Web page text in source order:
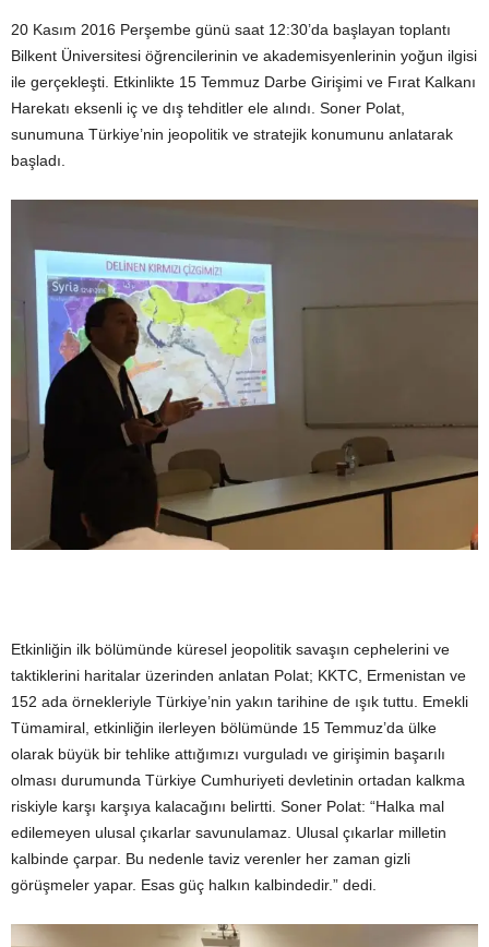
20 Kasım 2016 Perşembe günü saat 12:30’da başlayan toplantı
Bilkent Üniversitesi öğrencilerinin ve akademisyenlerinin yoğun ilgisi
ile gerçekleşti. Etkinlikte 15 Temmuz Darbe Girişimi ve Fırat Kalkanı
Harekatı eksenli iç ve dış tehditler ele alındı. Soner Polat,
sunumuna Türkiye’nin jeopolitik ve stratejik konumunu anlatarak
başladı.
Etkinliğin ilk bölümünde küresel jeopolitik savaşın cephelerini ve
taktiklerini haritalar üzerinden anlatan Polat; KKTC, Ermenistan ve
152 ada örnekleriyle Türkiye’nin yakın tarihine de ışık tuttu. Emekli
Tümamiral, etkinliğin ilerleyen bölümünde 15 Temmuz’da ülke
olarak büyük bir tehlike attığımızı vurguladı ve girişimin başarılı
olması durumunda Türkiye Cumhuriyeti devletinin ortadan kalkma
riskiyle karşı karşıya kalacağını belirtti. Soner Polat: “Halka mal
edilemeyen ulusal çıkarlar savunulamaz. Ulusal çıkarlar milletin
kalbinde çarpar. Bu nedenle taviz verenler her zaman gizli
görüşmeler yapar. Esas güç halkın kalbindedir.” dedi.